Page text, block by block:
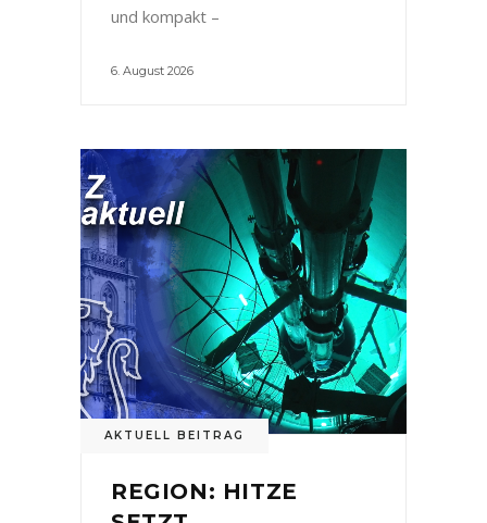
und kompakt –
6. August 2026
AKTUELL BEITRAG
REGION: HITZE